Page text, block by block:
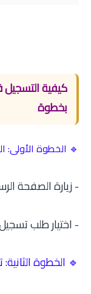
كيفية
بخطوة
🔹 الخطوة الأولى:
- زيارة الصفحة
- اختيارطلب
🔹 الخطوة